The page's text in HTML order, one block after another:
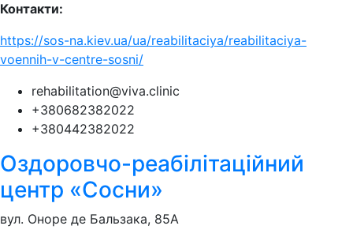
Контакти:
https://sos-na.kiev.ua/ua/reabilitaciya/reabilitaciya-
voennih-v-centre-sosni/
rehabilitation@viva.clinic
+380682382022
+380442382022
Оздоровчо-реабілітаційний
центр «Сосни»
вул. Оноре де Бальзака, 85А